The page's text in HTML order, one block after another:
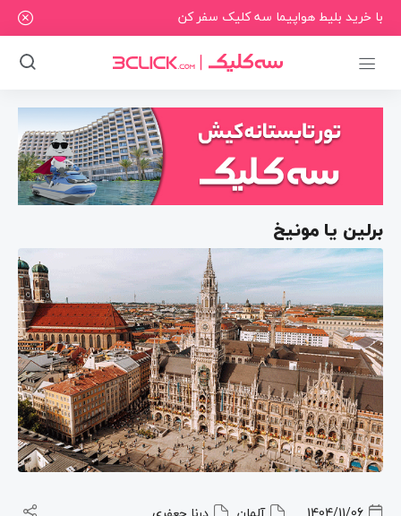
با خرید بلیط هواپیما سه کلیک سفر کن
برلین یا مونیخ